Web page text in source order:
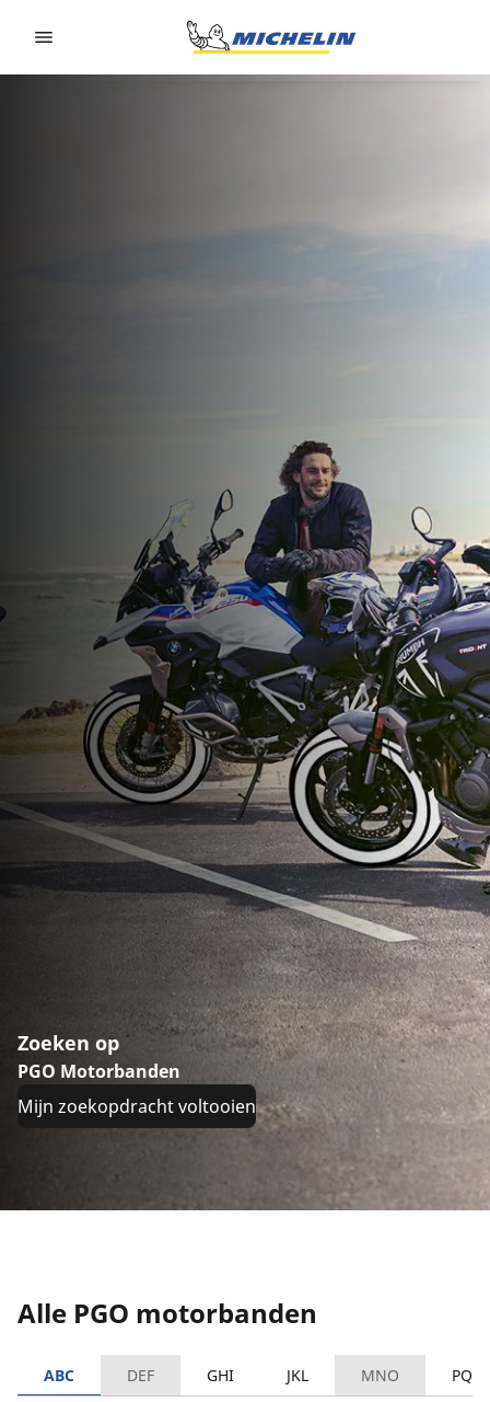
Zoeken op
PGO Motorbanden
Mijn zoekopdracht voltooien
Alle PGO motorbanden
ABC DEF GHI JKL MNO PQRS